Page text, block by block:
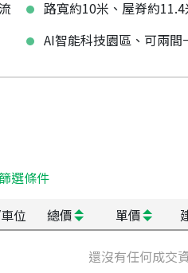
路寬約10米、屋脊約11.4
AI智能科技園區、可兩間
選條件
位 總價 單價
還沒有任何成交